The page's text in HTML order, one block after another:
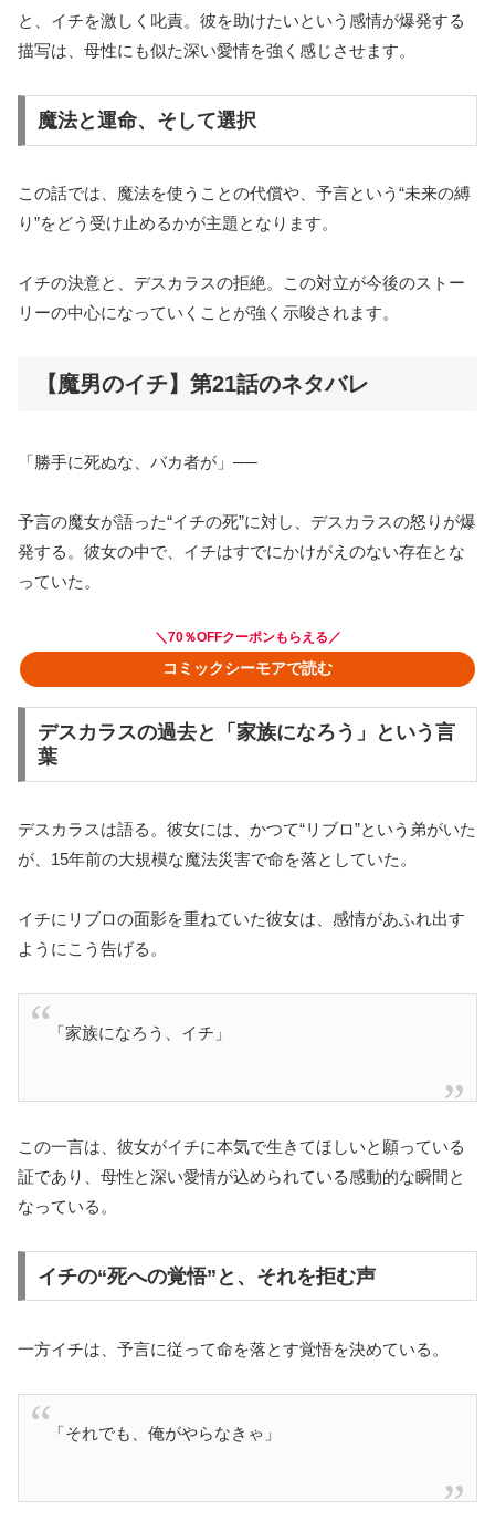
と、イチを激しく叱責。彼を助けたいという感情が爆発する
描写は、母性にも似た深い愛情を強く感じさせます。
魔法と運命、そして選択
この話では、魔法を使うことの代償や、予言という“未来の縛
り”をどう受け止めるかが主題となります。
イチの決意と、デスカラスの拒絶。この対立が今後のストー
リーの中心になっていくことが強く示唆されます。
【魔男のイチ】第21話のネタバレ
「勝手に死ぬな、バカ者が」──
予言の魔女が語った“イチの死”に対し、デスカラスの怒りが爆
発する。彼女の中で、イチはすでにかけがえのない存在とな
っていた。
＼70％OFFクーポンもらえる／
コミックシーモアで読む
デスカラスの過去と「家族になろう」という言
葉
デスカラスは語る。彼女には、かつて“リブロ”という弟がいた
が、15年前の大規模な魔法災害で命を落としていた。
イチにリブロの面影を重ねていた彼女は、感情があふれ出す
ようにこう告げる。
「家族になろう、イチ」
この一言は、彼女がイチに本気で生きてほしいと願っている
証であり、母性と深い愛情が込められている感動的な瞬間と
なっている。
イチの“死への覚悟”と、それを拒む声
一方イチは、予言に従って命を落とす覚悟を決めている。
「それでも、俺がやらなきゃ」